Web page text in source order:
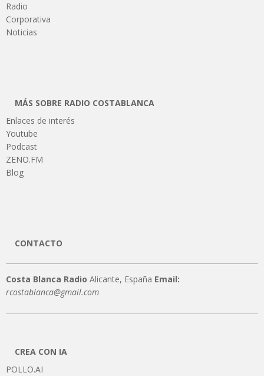
Radio
Corporativa
Noticias
MÁS SOBRE RADIO COSTABLANCA
Enlaces de interés
Youtube
Podcast
ZENO.FM
Blog
CONTACTO
Costa Blanca Radio Alicante, España Email:
rcostablanca@gmail.com
CREA CON IA
POLLO.AI